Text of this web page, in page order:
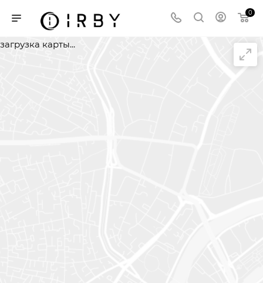
0
загрузка карты...